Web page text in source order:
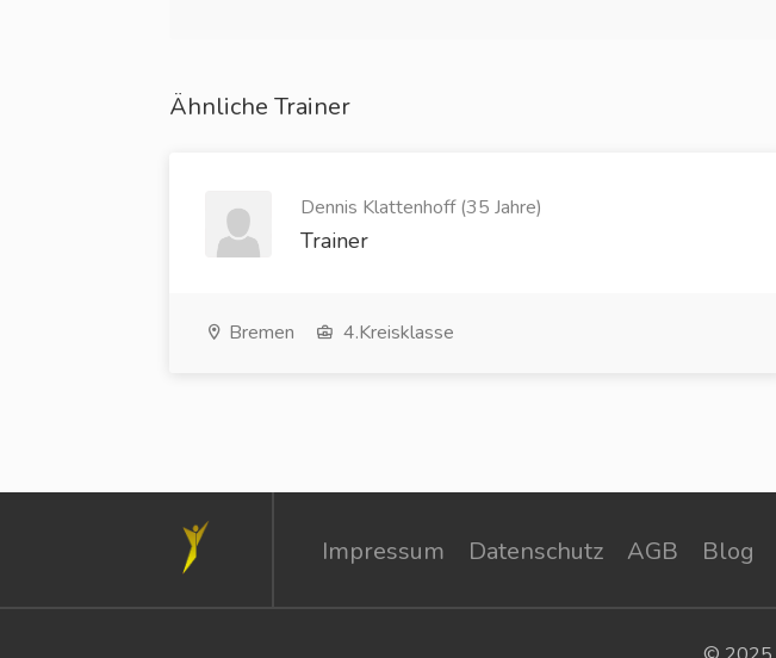
Ähnliche Trainer
Dennis Klattenhoff (35 Jahre)
Trainer
Bremen 4.Kreisklasse
Impressum Datenschutz AGB Blog